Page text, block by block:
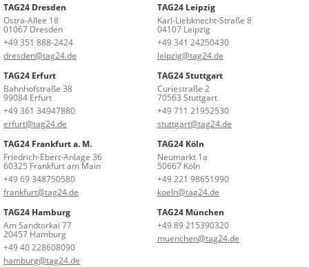
TAG24 Dresden
Ostra-Allee 18
01067 Dresden
+49 351 888-2424
dresden@tag24.de
TAG24 Leipzig
Karl-Liebknecht-Straße 8
04107 Leipzig
+49 341 24250430
leipzig@tag24.de
TAG24 Erfurt
Bahnhofstraße 38
99084 Erfurt
+49 361 34947880
erfurt@tag24.de
TAG24 Stuttgart
Curiestraße 2
70563 Stuttgart
+49 711 21952530
stuttgart@tag24.de
TAG24 Frankfurt a. M.
Friedrich-Ebert-Anlage 36
60325 Frankfurt am Main
+49 69 348750580
frankfurt@tag24.de
TAG24 Köln
Neumarkt 1a
50667 Köln
+49 221 98651990
koeln@tag24.de
TAG24 Hamburg
Am Sandtorkai 77
20457 Hamburg
+49 40 228608090
hamburg@tag24.de
TAG24 München
+49 89 215390320
muenchen@tag24.de